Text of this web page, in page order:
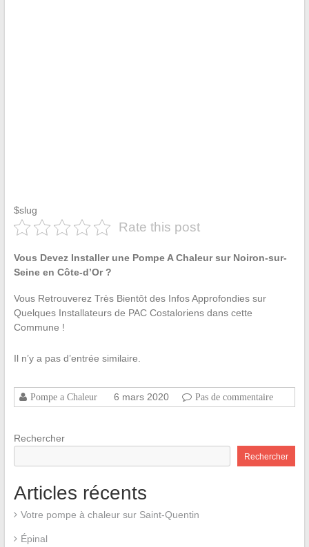
$slug
Rate this post
Vous Devez Installer une Pompe A Chaleur sur Noiron-sur-
Seine en Côte-d’Or ?
Vous Retrouverez Très Bientôt des Infos Approfondies sur
Quelques Installateurs de PAC Costaloriens dans cette
Commune !
Il n’y a pas d’entrée similaire.
Pompe a Chaleur 6 mars 2020 Pas de commentaire
Rechercher
Rechercher
Articles récents
Votre pompe à chaleur sur Saint-Quentin
Épinal